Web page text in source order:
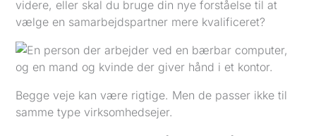
videre, eller skal du bruge din nye forståelse til at
vælge en samarbejdspartner mere kvalificeret?
Begge veje kan være rigtige. Men de passer ikke til
samme type virksomhedsejer.